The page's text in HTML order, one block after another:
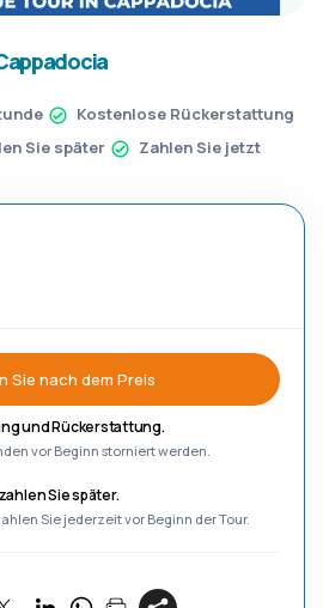
Kostenlose Rückerstattung
Sie später
Zahlen Sie jetzt
Sie nach dem Preis
und Rückerstattung.
vor Beginn storniert werden.
Sie später.
Sie jederzeit vor Beginn der Tour.